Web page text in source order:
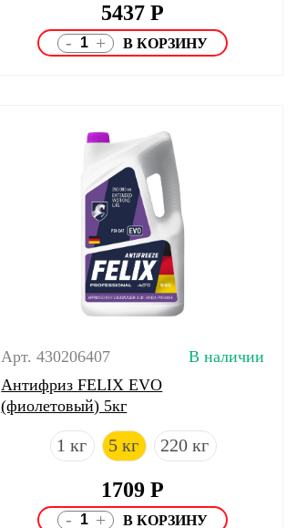
5437Р
- +
Арт. 430206407
В наличии
Антифриз FELIX EVO
(фиолетовый) 5кг
1 кг 5 кг 220 кг
1709Р
- +